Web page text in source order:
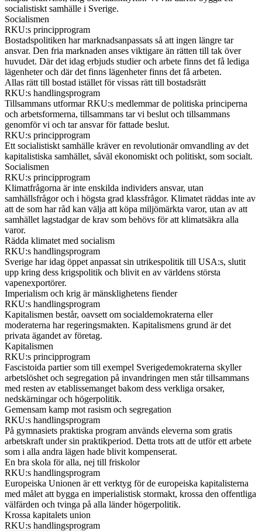
socialistiskt samhälle i Sverige.
Socialismen
RKU:s principprogram
Bostadspolitiken har marknadsanpassats så att ingen längre tar
ansvar. Den fria marknaden anses viktigare än rätten till tak över
huvudet. Där det idag erbjuds studier och arbete finns det få lediga
lägenheter och där det finns lägenheter finns det få arbeten.
Allas rätt till bostad istället för vissas rätt till bostadsrätt
RKU:s handlingsprogram
Tillsammans utformar RKU:s medlemmar de politiska principerna
och arbetsformerna, tillsammans tar vi beslut och tillsammans
genomför vi och tar ansvar för fattade beslut.
RKU:s principprogram
Ett socialistiskt samhälle kräver en revolutionär omvandling av det
kapitalistiska samhället, såväl ekonomiskt och politiskt, som socialt.
Socialismen
RKU:s principprogram
Klimatfrågorna är inte enskilda individers ansvar, utan
samhällsfrågor och i högsta grad klassfrågor. Klimatet räddas inte av
att de som har råd kan välja att köpa miljömärkta varor, utan av att
samhället lagstadgar de krav som behövs för att klimatsäkra alla
varor.
Rädda klimatet med socialism
RKU:s handlingsprogram
Sverige har idag öppet anpassat sin utrikespolitik till USA:s, slutit
upp kring dess krigspolitik och blivit en av världens största
vapenexportörer.
Imperialism och krig är mänsklighetens fiender
RKU:s handlingsprogram
Kapitalismen består, oavsett om socialdemokraterna eller
moderaterna har regeringsmakten. Kapitalismens grund är det
privata ägandet av företag.
Kapitalismen
RKU:s principprogram
Fascistoida partier som till exempel Sverigedemokraterna skyller
arbetslöshet och segregation på invandringen men står tillsammans
med resten av etablissemanget bakom dess verkliga orsaker,
nedskärningar och högerpolitik.
Gemensam kamp mot rasism och segregation
RKU:s handlingsprogram
På gymnasiets praktiska program används eleverna som gratis
arbetskraft under sin praktikperiod. Detta trots att de utför ett arbete
som i alla andra lägen hade blivit kompenserat.
En bra skola för alla, nej till friskolor
RKU:s handlingsprogram
Europeiska Unionen är ett verktyg för de europeiska kapitalisterna
med målet att bygga en imperialistisk stormakt, krossa den offentliga
välfärden och tvinga på alla länder högerpolitik.
Krossa kapitalets union
RKU:s handlingsprogram